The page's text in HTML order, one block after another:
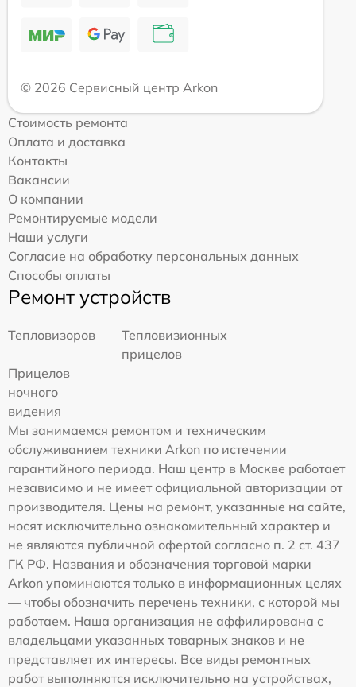
© 2026 Сервисный центр Arkon
Стоимость ремонта
Оплата и доставка
Контакты
Вакансии
О компании
Ремонтируемые модели
Наши услуги
Согласие на обработку персональных данных
Способы оплаты
Ремонт устройств
Тепловизоров
Тепловизионных
прицелов
Прицелов
ночного
видения
Мы занимаемся ремонтом и техническим
обслуживанием техники Arkon по истечении
гарантийного периода. Наш центр в Москве работает
независимо и не имеет официальной авторизации от
производителя. Цены на ремонт, указанные на сайте,
носят исключительно ознакомительный характер и
не являются публичной офертой согласно п. 2 ст. 437
ГК РФ. Названия и обозначения торговой марки
Arkon упоминаются только в информационных целях
— чтобы обозначить перечень техники, с которой мы
работаем. Наша организация не аффилирована с
владельцами указанных товарных знаков и не
представляет их интересы. Все виды ремонтных
работ выполняются исключительно на устройствах,